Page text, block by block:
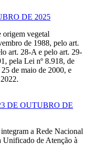
DE 2025
origem vegetal
de 1988, pelo art.
art. 28-A e pelo art. 29-
pela Lei nº 8.918, de
de maio de 2000, e
DE OUTUBRO DE
a Rede Nacional
Unificado de Atenção à